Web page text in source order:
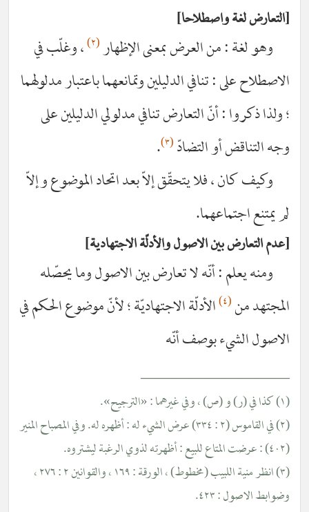
لغة واصطلاحا
وهو لغة : من العرض بمعنى الإظهار(٢) ، وغلّب في
على : تنافي الدليلين وتمانعهما باعتبار مدلولهما
ذكروا : أنّ التعارض تنافي مدلولي الدليلين على
التناقض أو التضادّ(٣) .
وكيف كان ، فلا يتحقّق إلاّ بعد اتحاد الموضوع وإلاّ
اجتماعهما.
التعارض بين الاصول والأدلّة الاجتهادية
ومنه يعلم : أنّه لا تعارض بين الاصول وما يحصّله
من(٤) الأدلّة الاجتهاديّة ؛ لأنّ موضوع الحكم في
الشيء بوصف أنّه
(٢) في القاموس (٢ : ٣٣٤) عرض الشيء له : أظهره له. وفي المصباح المنير
(٣) انظر منية اللبيب (مخطوط) ، الورقة : ١٦٩ ، والقوانين ٢ : ٢٧٦ ،
الاصول : ٤٢٣.